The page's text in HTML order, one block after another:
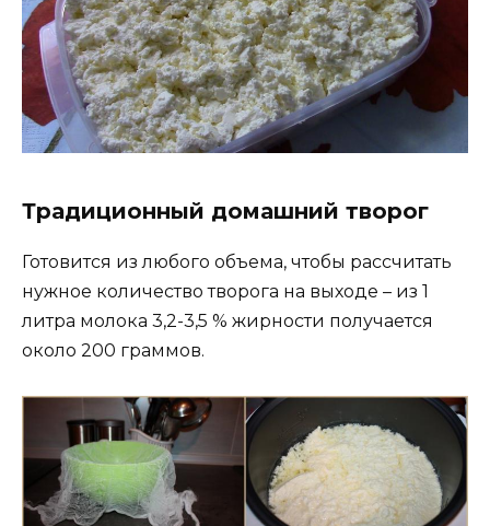
Традиционный домашний творог
Готовится из любого объема, чтобы рассчитать
нужное количество творога на выходе – из 1
литра молока 3,2-3,5 % жирности получается
около 200 граммов.